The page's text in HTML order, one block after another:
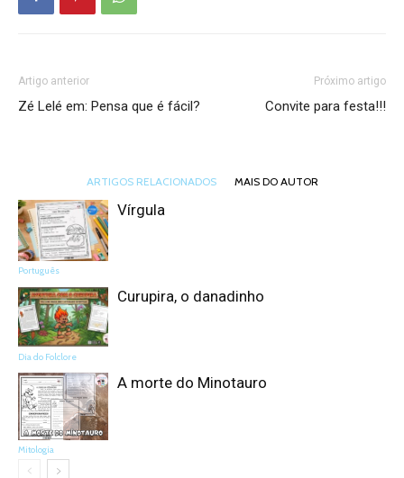
Artigo anterior
Zé Lelé em: Pensa que é fácil?
Próximo artigo
Convite para festa!!!
ARTIGOS RELACIONADOS MAIS DO AUTOR
Português
Vírgula
Dia do Folclore
Curupira, o danadinho
Mitologia
A morte do Minotauro